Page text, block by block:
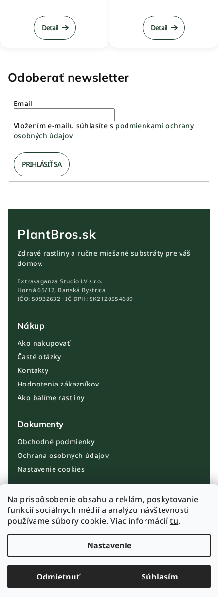
Na prispôsobenie obsahu a reklám, poskytovanie
funkcií sociálnych médií a analýzu návštevnosti
používame súbory cookie. Viac informáciítu.
Nastavenie
Odmietnuť Súhlasím
Detail Detail
Odoberať newsletter
Email
Vložením e-mailu súhlasíte s podmienkami ochrany
osobných údajov
PRIHLÁSIŤ SA
PlantBros.sk
Zdravé rastliny a ručne miešané substráty pre váš
domov.
Extravaganza Studio LV s.r.o.
Horná 65/12, Banská Bystrica
IČO: 50932632 · IČ DPH: SK2120554689
Nákup
Ako nakupovať
Časté otázky
Kontakty
Hodnotenia zákazníkov
Ako balíme rastliny
Dokumenty
Obchodné podmienky
Ochrana osobných údajov
Nastavenie cookies
Kontakt
info@plantbros.sk
+421 910 100 099
Instagram PlantBros
© 2026 PlantBros.sk
Doručenie do 24h · Bezpečné balenie rastlín